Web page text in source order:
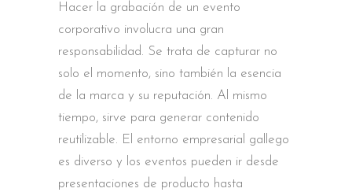
Hacer la grabación de un evento
corporativo involucra una gran
responsabilidad. Se trata de capturar no
solo el momento, sino también la esencia
de la marca y su reputación. Al mismo
tiempo, sirve para generar contenido
reutilizable. El entorno empresarial gallego
es diverso y los eventos pueden ir desde
presentaciones de producto hasta